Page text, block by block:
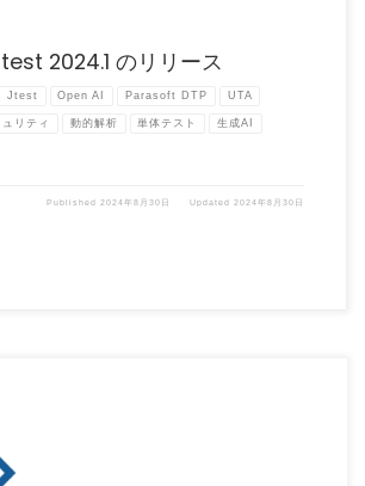
2024.1 のリリース
Jtest Open AI Parasoft DTP UTA
ュリティ 動的解析 単体テスト 生成AI
Published2024年8月30日 Updated2024年8月30日